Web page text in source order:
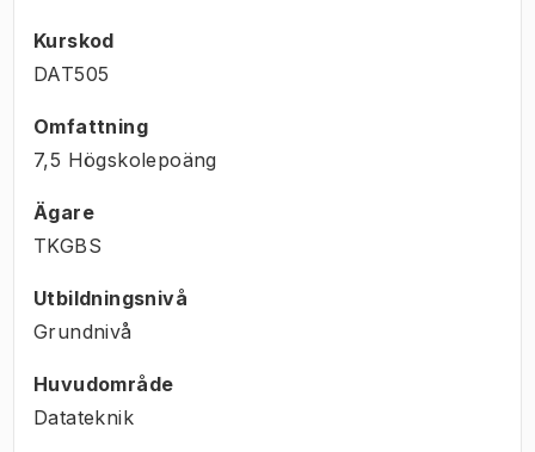
Kurskod
DAT505
Omfattning
7,5 Högskolepoäng
Ägare
TKGBS
Utbildningsnivå
Grundnivå
Huvudområde
Datateknik